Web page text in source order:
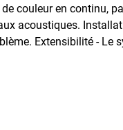
couleur en continu,
acoustiques.
Extensibilité - Le